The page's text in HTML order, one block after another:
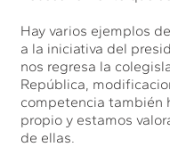
Hay varios ejemplos
a la iniciativa del
nos regresa la
República,
competencia también
propio y estamos
de ellas.